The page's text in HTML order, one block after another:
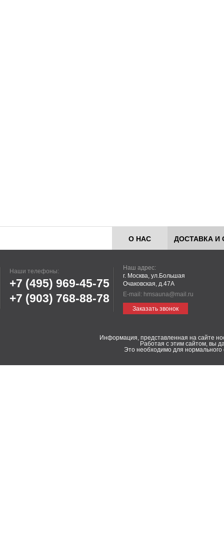
О НАС ДОСТАВКА И
Наши телефоны:
+7 (495) 969-45-75
+7 (903) 768-88-78
Наш адрес:
г. Москва, ул.Большая
Очаковская, д.47А
E-mail: hmsauna@mail.ru
Заказать звонок
Информация, представленная на сайте
Работая с этим сайтом, вы
Это необходимо для